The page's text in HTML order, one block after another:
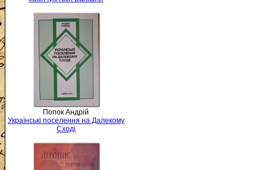
Попок Андрій
Українські поселення на Далекому
Сході